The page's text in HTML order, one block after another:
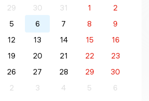
29 30 31 1
2
5 6 7 8
9
12 13 14 15
16
19 20 21 22
23
26 27 28 29
30
2 3 4 5 6